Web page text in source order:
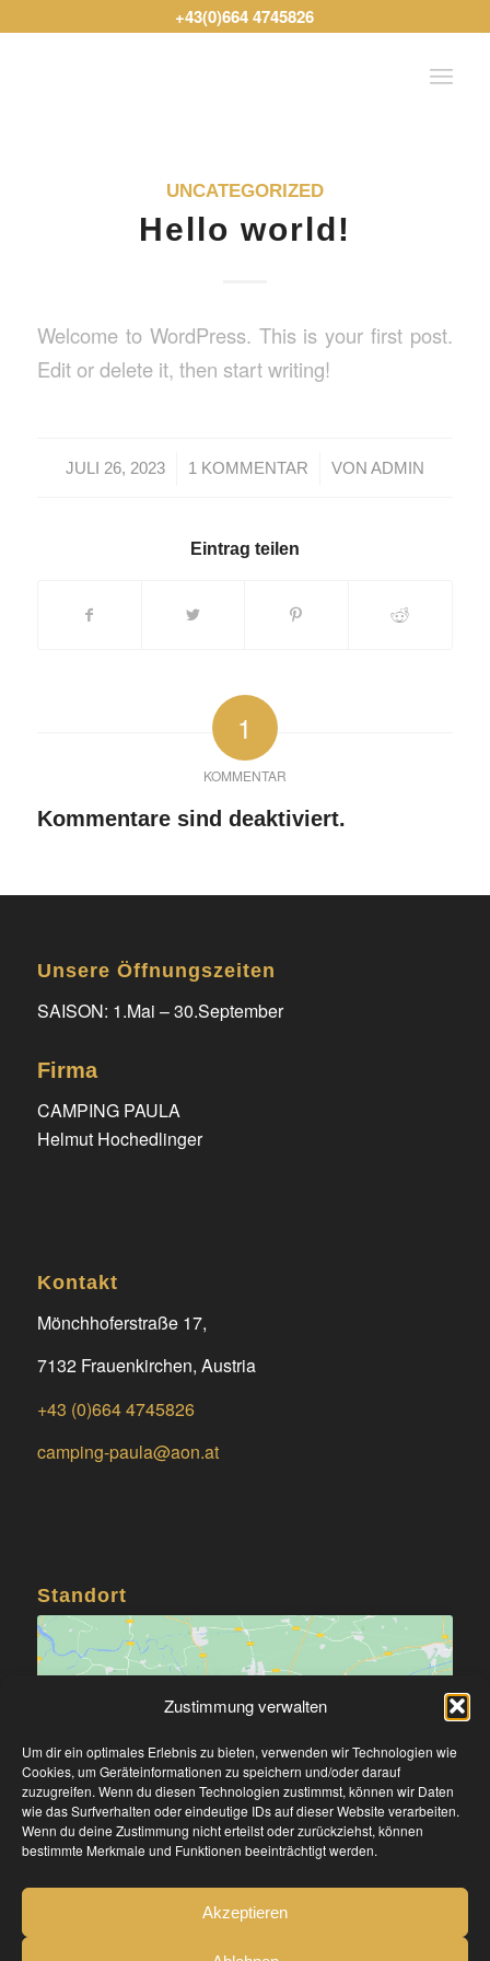
Zustimmung verwalten
Um dir ein optimales Erlebnis zu bieten, verwenden wir Technologien wie
Cookies, um Geräteinformationen zu speichern und/oder darauf
zuzugreifen. Wenn du diesen Technologien zustimmst, können wir Daten
wie das Surfverhalten oder eindeutige IDs auf dieser Website verarbeiten.
Wenn du deine Zustimmung nicht erteilst oder zurückziehst, können
bestimmte Merkmale und Funktionen beeinträchtigt werden.
Akzeptieren
+43(0)664 4745826
UNCATEGORIZED
Hello world!
Welcome to WordPress. This is your first post.
Edit or delete it, then start writing!
JULI 26, 2023
/ 1 KOMMENTAR
/ VON ADMIN
Eintrag teilen
1
KOMMENTAR
Kommentare sind deaktiviert.
Unsere Öffnungszeiten
SAISON: 1.Mai – 30.September
Firma
CAMPING PAULA
Helmut Hochedlinger
Kontakt
Mönchhoferstraße 17,
7132 Frauenkirchen, Austria
+43 (0)664 4745826
camping-paula@aon.at
Standort
Klicke hier, um Marketing-Cookies zu
akzeptieren und diesen Inhalt zu aktivieren